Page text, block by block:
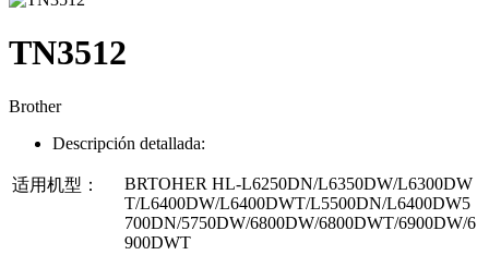
TN3512
Brother
Descripción detallada:
适用机型：
BRTOHER HL-L6250DN/L6350DW/L6300DW
T/L6400DW/L6400DWT/L5500DN/L6400DW5
700DN/5750DW/6800DW/6800DWT/6900DW/6
900DWT